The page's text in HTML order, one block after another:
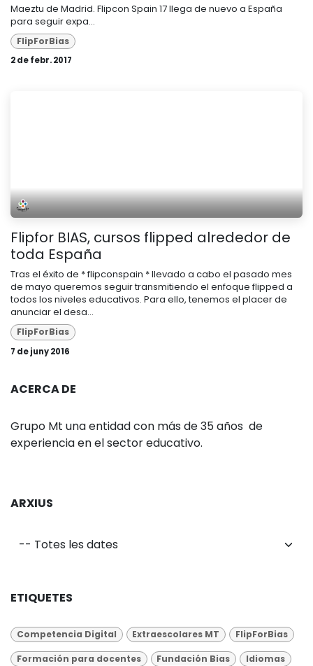
Maeztu de Madrid. Flipcon Spain 17 llega de nuevo a España
para seguir expa...
FlipForBias
2 de febr. 2017
Flipfor BIAS, cursos flipped alrededor de
toda España
Tras el éxito de * flipconspain * llevado a cabo el pasado mes
de mayo queremos seguir transmitiendo el enfoque flipped a
todos los niveles educativos. Para ello, tenemos el placer de
anunciar el desa...
FlipForBias
7 de juny 2016
ACERCA DE
Grupo Mt una entidad con más de 35 años de
experiencia en el sector educativo.
ARXIUS
ETIQUETES
Competencia Digital Extraescolares MT FlipForBias
Formación para docentes Fundación Bias Idiomas